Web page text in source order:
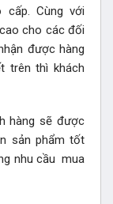
cấp. Cùng với
cho các đối
được hàng
trên thì khách
hàng sẽ được
sản phẩm tốt
nhu cầu mua